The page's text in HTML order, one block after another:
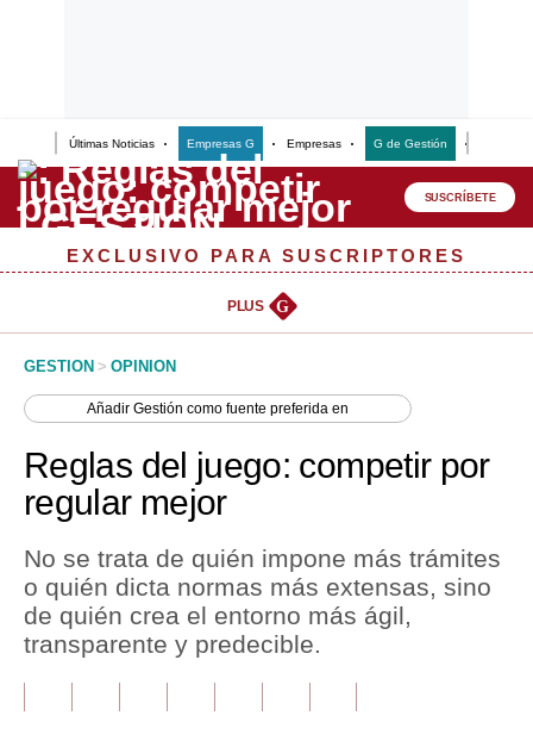
Últimas Noticias Empresas G Empresas G de Gestión
Lo último
Peru Quiosco
Management & Empleo
Perú
Tu Dinero
Finanzas Personales
SUSCRÍBETE
EXCLUSIVO PARA SUSCRIPTORES
PLUS G
GESTION > OPINION
AñadirGestión como fuente preferida en
Reglas del juego: competir por
regular mejor
No se trata de quién impone más trámites
o quién dicta normas más extensas, sino
de quién crea el entorno más ágil,
transparente y predecible.